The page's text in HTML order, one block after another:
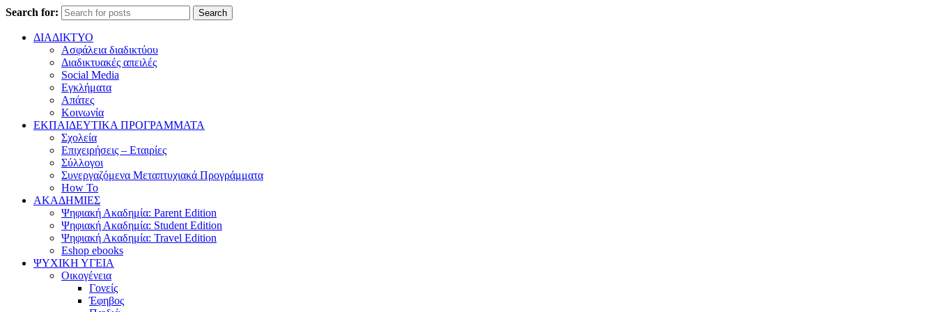
Search for: Search
ΔΙΑΔΙΚΤΥΟ
Ασφάλεια διαδικτύου
Διαδικτυακές απειλές
Social Media
Εγκλήματα
Απάτες
Κοινωνία
ΕΚΠΑΙΔΕΥΤΙΚΑ ΠΡΟΓΡΑΜΜΑΤΑ
Σχολεία
Επιχειρήσεις – Εταιρίες
Σύλλογοι
Συνεργαζόμενα Μεταπτυχιακά Προγράμματα
How To
ΑΚΑΔΗΜΙΕΣ
Ψηφιακή Ακαδημία: Parent Edition
Ψηφιακή Ακαδημία: Student Edition
Ψηφιακή Ακαδημία: Travel Edition
Eshop ebooks
ΨΥΧΙΚΗ ΥΓΕΙΑ
Οικογένεια
Γονείς
Έφηβος